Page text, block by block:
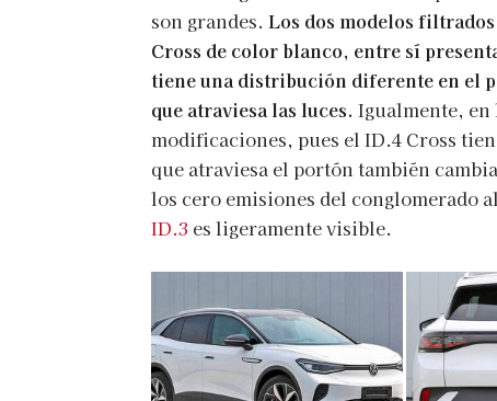
son grandes. Los dos modelos
Cross de color blanco, entre sí
tiene una distribución diferente en el
que atraviesa las luces. Igualmente, en
modificaciones, pues el ID.4 Cross
que atraviesa el portón también
los cero emisiones del conglomerado
ID.3 es ligeramente visible.